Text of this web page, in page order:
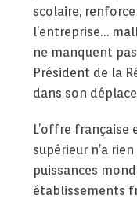
scolaire,
l’entreprise…
ne manquent
Président de la
dans son
L’offre française
supérieur n’a
puissances
établissements